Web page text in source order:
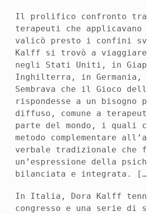
Il prolifico confronto
terapeuti che
valicò presto i confini
Kalff si trovò a
negli Stati Uniti, in
Inghilterra, in
Sembrava che il Gioco
rispondesse a un bisogno
diffuso, comune a
parte del mondo, i quali
metodo complementare
verbale tradizionale che
un’espressione della
bilanciata e integrata.
In Italia, Dora Kalff
congresso e una serie di